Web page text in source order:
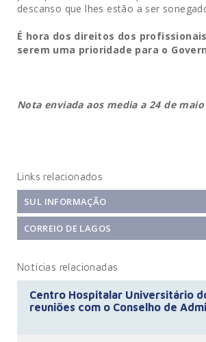
descanso que lhes estão a ser
É hora dos direitos dos
serem uma prioridade para o
Nota enviada aos media a 24 de maio
Links relacionados
SUL INFORMAÇÃO
CORREIO DE LAGOS
Notícias relacionadas
Centro Hospitalar Universitário
reuniões com o Conselho de